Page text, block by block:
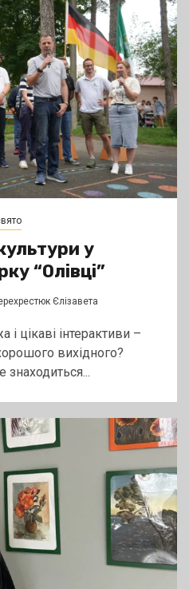
у
“Олівці”
Єлізавета
цікаві інтерактиви –
вихідного?